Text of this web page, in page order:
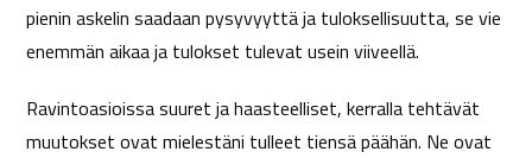
pienin askelin saadaan pysyvyyttä ja tuloksellisuutta, se vie
enemmän aikaa ja tulokset tulevat usein viiveellä.
Ravintoasioissa suuret ja haasteelliset, kerralla tehtävät
muutokset ovat mielestäni tulleet tiensä päähän. Ne ovat